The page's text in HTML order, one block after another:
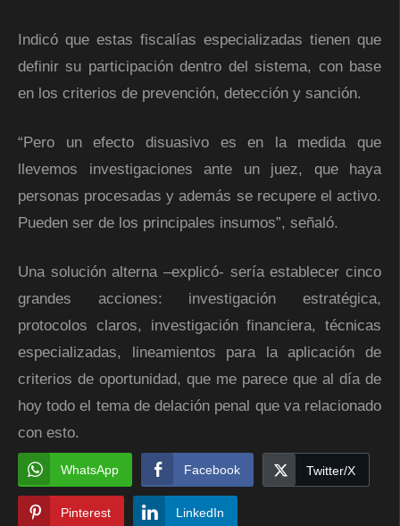
Indicó que estas fiscalías especializadas tienen que
definir su participación dentro del sistema, con base
en los criterios de prevención, detección y sanción.
“Pero un efecto disuasivo es en la medida que
llevemos investigaciones ante un juez, que haya
personas procesadas y además se recupere el activo.
Pueden ser de los principales insumos”, señaló.
Una solución alterna –explicó- sería establecer cinco
grandes acciones: investigación estratégica,
protocolos claros, investigación financiera, técnicas
especializadas, lineamientos para la aplicación de
criterios de oportunidad, que me parece que al día de
hoy todo el tema de delación penal que va relacionado
con esto.
WhatsApp Facebook Twitter/X
Pinterest LinkedIn